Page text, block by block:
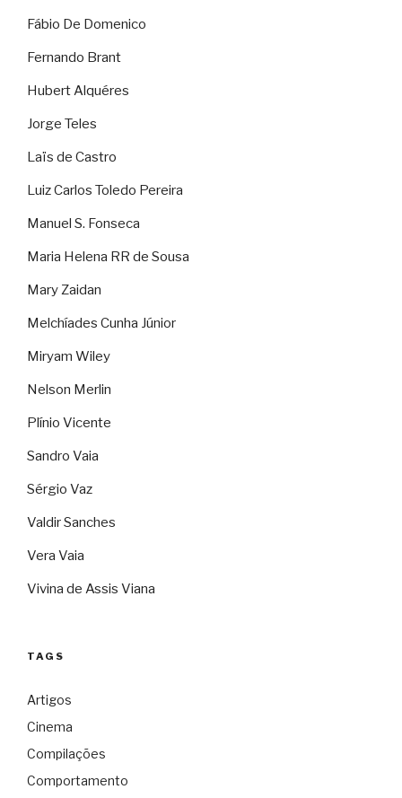
Fábio De Domenico
Fernando Brant
Hubert Alquéres
Jorge Teles
Laïs de Castro
Luiz Carlos Toledo Pereira
Manuel S. Fonseca
Maria Helena RR de Sousa
Mary Zaidan
Melchíades Cunha Júnior
Miryam Wiley
Nelson Merlin
Plínio Vicente
Sandro Vaia
Sérgio Vaz
Valdir Sanches
Vera Vaia
Vivina de Assis Viana
TAGS
Artigos
Cinema
Compilações
Comportamento